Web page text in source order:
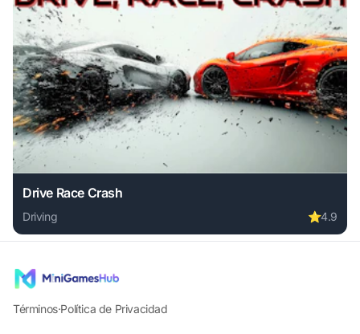
Drive Race Crash
Driving ⭐4.9
Play Drive Race Crash online free. driving game, no
Términos·Política de Privacidad